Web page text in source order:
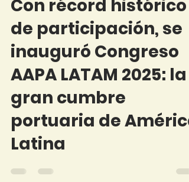
25 jun 2025
Con récord histórico
de participación, se
inauguró Congreso
AAPA LATAM 2025: la
gran cumbre
portuaria de América
Latina